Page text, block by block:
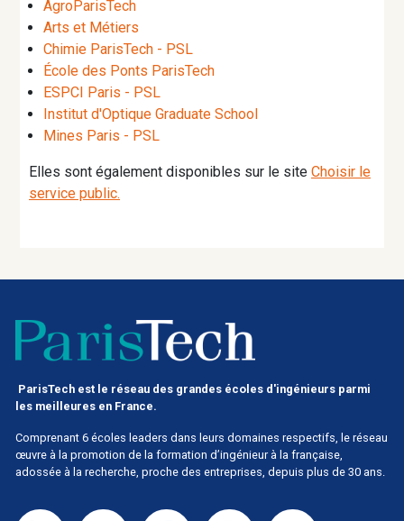
AgroParisTech
Arts et Métiers
Chimie ParisTech - PSL
École des Ponts ParisTech
ESPCI Paris - PSL
Institut d'Optique Graduate School
Mines Paris - PSL
Elles sont également disponibles sur le site Choisir le
service public.
ParisTech est le réseau des grandes écoles d'ingénieurs parmi
les meilleures en France.
Comprenant 6 écoles leaders dans leurs domaines respectifs, le réseau
œuvre à la promotion de la formation d’ingénieur à la française,
adossée à la recherche, proche des entreprises, depuis plus de 30 ans.